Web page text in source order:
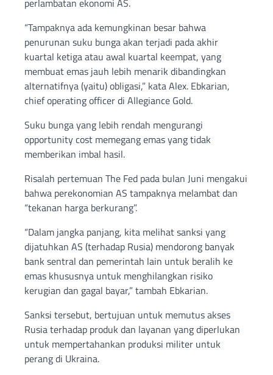
perlambatan ekonomi AS.
“Tampaknya ada kemungkinan besar bahwa
penurunan suku bunga akan terjadi pada akhir
kuartal ketiga atau awal kuartal keempat, yang
membuat emas jauh lebih menarik dibandingkan
alternatifnya (yaitu) obligasi,” kata Alex. Ebkarian,
chief operating officer di Allegiance Gold.
Suku bunga yang lebih rendah mengurangi
opportunity cost memegang emas yang tidak
memberikan imbal hasil.
Risalah pertemuan The Fed pada bulan Juni mengakui
bahwa perekonomian AS tampaknya melambat dan
“tekanan harga berkurang”.
“Dalam jangka panjang, kita melihat sanksi yang
dijatuhkan AS (terhadap Rusia) mendorong banyak
bank sentral dan pemerintah lain untuk beralih ke
emas khususnya untuk menghilangkan risiko
kerugian dan gagal bayar,” tambah Ebkarian.
Sanksi tersebut, bertujuan untuk memutus akses
Rusia terhadap produk dan layanan yang diperlukan
untuk mempertahankan produksi militer untuk
perang di Ukraina.